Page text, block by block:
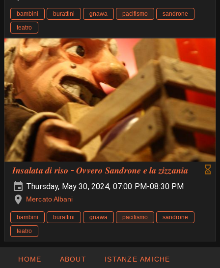
bambini burattini gnawa pacifismo
sandrone
teatro
𝑰𝒏𝒔𝒂𝒍𝒂𝒕𝒂 𝒅𝒊 𝒓𝒊𝒔𝒐 - 𝑶𝒗𝒗𝒆𝒓𝒐 𝑺𝒂𝒏𝒅𝒓𝒐𝒏𝒆 𝒆 𝒍𝒂 𝒛𝒊𝒛𝒛𝒂𝒏𝒊𝒂
Thursday, May 30, 2024, 07:00 PM-08:30 PM
Mercato Albani
bambini burattini gnawa pacifismo
sandrone
teatro
HOME ABOUT ISTANZE AMICHE